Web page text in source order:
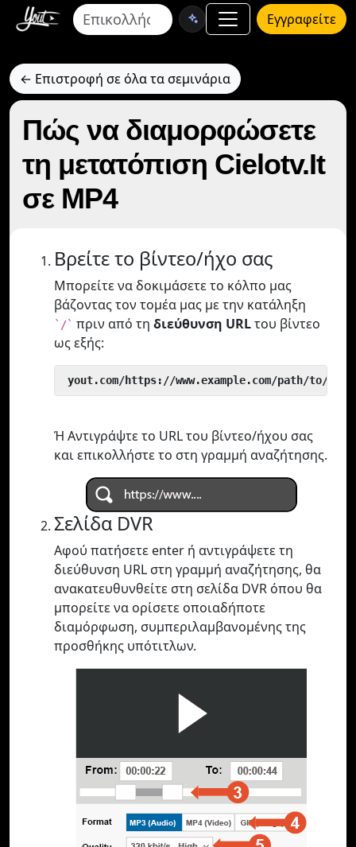
Εγγραφείτε
← Επιστροφή σε όλα τα σεμινάρια
Πώς να διαμορφώσετε
τη μετατόπιση Cielotv.It
σε MP4
Βρείτε το βίντεο/ήχο σας
Μπορείτε να δοκιμάσετε το κόλπο μας
βάζοντας τον τομέα μας με την κατάληξη
`/` πριν από τη διεύθυνση URLτου βίντεο
ως εξής:
yout.com/https://www.example.com/path/to/
Ή Αντιγράψτε το URL του βίντεο/ήχου σας
και επικολλήστε το στη γραμμή αναζήτησης.
Σελίδα DVR
Αφού πατήσετε enter ή αντιγράψετε τη
διεύθυνση URL στη γραμμή αναζήτησης, θα
ανακατευθυνθείτε στη σελίδα DVR όπου θα
μπορείτε να ορίσετε οποιαδήποτε
διαμόρφωση, συμπεριλαμβανομένης της
προσθήκης υπότιτλων.